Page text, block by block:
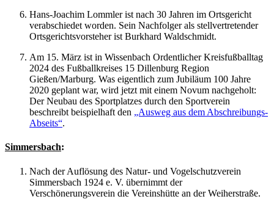
Hans-Joachim Lommler ist nach 30 Jahren im Ortsgericht
verabschiedet worden. Sein Nachfolger als stellvertretender
Ortsgerichtsvorsteher ist Burkhard Waldschmidt.
Am 15. März ist in Wissenbach Ordentlicher Kreisfußballtag
2024 des Fußballkreises 15 Dillenburg Region
Gießen/Marburg. Was eigentlich zum Jubiläum 100 Jahre
2020 geplant war, wird jetzt mit einem Novum nachgeholt:
Der Neubau des Sportplatzes durch den Sportverein
beschreibt beispielhaft den „Ausweg aus dem Abschreibungs-
Abseits“.
Simmersbach:
Nach der Auflösung des Natur- und Vogelschutzverein
Simmersbach 1924 e. V. übernimmt der
Verschönerungsverein die Vereinshütte an der Weiherstraße.